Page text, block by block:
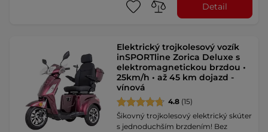
Detail
Elektrický trojkolesový vozík
inSPORTline Zorica Deluxe s
elektromagnetickou brzdou •
25km/h • až 45 km dojazd -
vínová
4.8 (15)
Šikovný trojkolesový elektrický skúter
s jednoduchším brzdením! Bez